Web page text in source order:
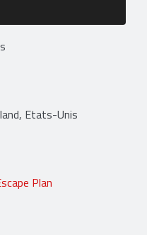
Etats-Unis
Plan